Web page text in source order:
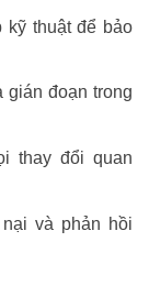
kỹ thuật để bảo
gián đoạn trong
thay đổi quan
và phản hồi